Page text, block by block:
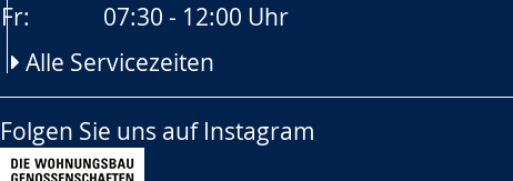
Fr:
07:30 - 12:00 Uhr
Alle Servicezeiten
Folgen Sie uns auf Instagram